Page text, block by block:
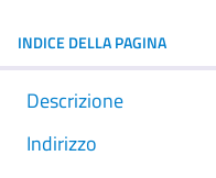
INDICE DELLA PAGINA
Descrizione
Indirizzo